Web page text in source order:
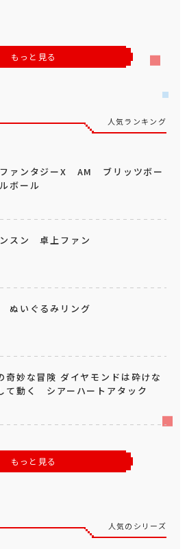
もっと見る
人気ランキング
ァンタジーX AM ブリッツボー
ボール
スン 卓上ファン
ぬいぐるみリング
奇妙な冒険 ダイヤモンドは砕けな
て動く シアーハートアタック
もっと見る
人気のシリーズ